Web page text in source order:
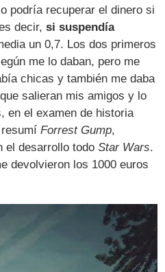
podría recuperar el dinero si
decir,si suspendía
un 0,7. Los dos primeros
me lo daban, pero me
chicas y también me daba
salieran mis amigos y lo
en el examen de historia
resumíForrest Gump,
el desarrollo todoStar Wars.
devolvieron los 1000 euros